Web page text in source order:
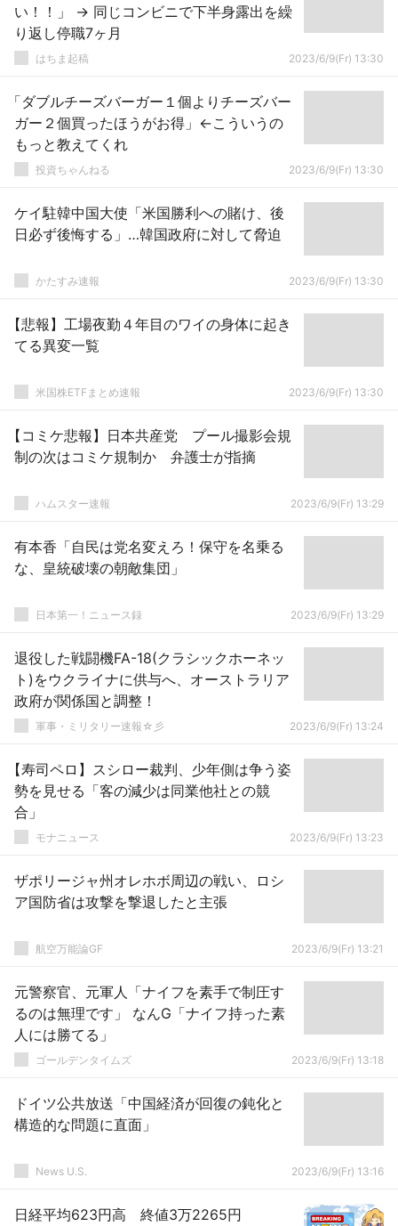
い！！」 → 同じコンビニで下半身露出を繰
り返し停職7ヶ月
はちま起稿 2023/6/9(Fr) 13:30
「ダブルチーズバーガー１個よりチーズバー
ガー２個買ったほうがお得」←こういうの
もっと教えてくれ
投資ちゃんねる 2023/6/9(Fr) 13:30
ケイ駐韓中国大使「米国勝利への賭け、後
日必ず後悔する」…韓国政府に対して脅迫
かたすみ速報 2023/6/9(Fr) 13:30
【悲報】工場夜勤４年目のワイの身体に起き
てる異変一覧
米国株ETFまとめ速報 2023/6/9(Fr) 13:30
【コミケ悲報】日本共産党 プール撮影会規
制の次はコミケ規制か 弁護士が指摘
ハムスター速報 2023/6/9(Fr) 13:29
有本香「自民は党名変えろ！保守を名乗る
な、皇統破壊の朝敵集団」
日本第一！ニュース録 2023/6/9(Fr) 13:29
退役した戦闘機FA-18(クラシックホーネッ
ト)をウクライナに供与へ、オーストラリア
政府が関係国と調整！
軍事・ミリタリー速報☆彡 2023/6/9(Fr) 13:24
【寿司ペロ】スシロー裁判、少年側は争う姿
勢を見せる「客の減少は同業他社との競
合」
モナニュース 2023/6/9(Fr) 13:23
ザポリージャ州オレホボ周辺の戦い、ロシ
ア国防省は攻撃を撃退したと主張
航空万能論GF 2023/6/9(Fr) 13:21
元警察官、元軍人「ナイフを素手で制圧す
るのは無理です」 なんG「ナイフ持った素
人には勝てる」
ゴールデンタイムズ 2023/6/9(Fr) 13:18
ドイツ公共放送「中国経済が回復の鈍化と
構造的な問題に直面」
News U.S. 2023/6/9(Fr) 13:16
日経平均623円高 終値3万2265円